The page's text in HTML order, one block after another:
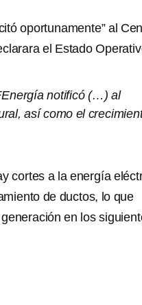
oportunamente” al
el Estado
notificó (…) al
así como el
cortes a la energía
de ductos, lo que
en los